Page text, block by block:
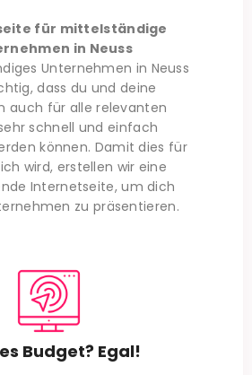
für mittelständige
in Neuss
Unternehmen in Neuss
dass du und deine
auch für alle relevanten
schnell und einfach
können. Damit dies für
wird, erstellen wir eine
Internetseite, um dich
zu präsentieren.
Budget? Egal!